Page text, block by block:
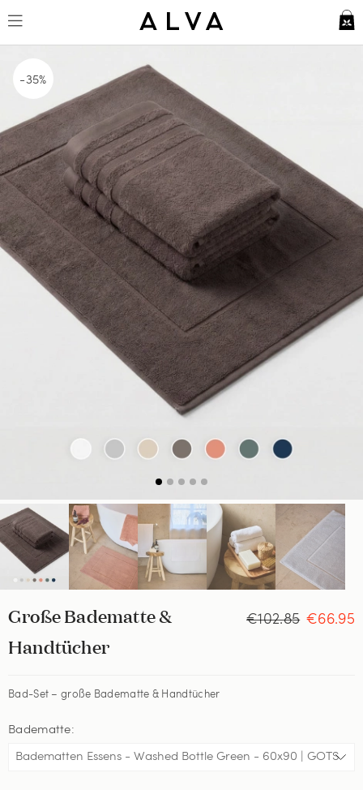
35
€102.85 €66.95
Große Badematte &
Handtücher
Bad-Set – große Badematte & Handtücher
Badematte: